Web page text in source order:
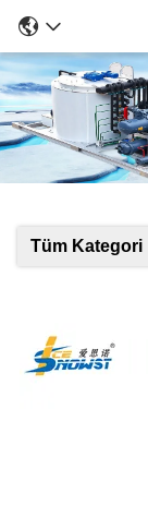
Tüm Kategori